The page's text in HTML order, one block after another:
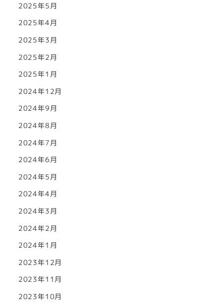
2025年5月
2025年4月
2025年3月
2025年2月
2025年1月
2024年12月
2024年9月
2024年8月
2024年7月
2024年6月
2024年5月
2024年4月
2024年3月
2024年2月
2024年1月
2023年12月
2023年11月
2023年10月